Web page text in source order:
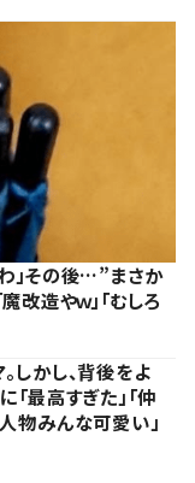
」その後…”まさか
改造やｗ」「むしろ
しかし、背後をよ
最高すぎた」「仲
物みんな可愛い」